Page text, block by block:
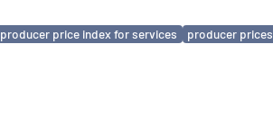
producer price index for services
producer prices